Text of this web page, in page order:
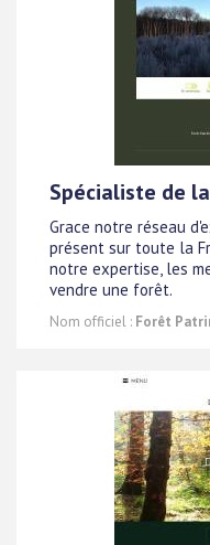
Spécialiste de
Grace notre réseau
présent sur toute la
notre expertise, les
vendre une forêt.
Nom officiel : Forêt